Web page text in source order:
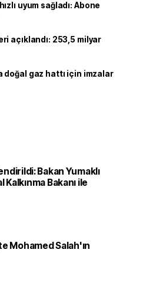
uyum sağladı: Abone
açıklandı: 253,5 milyar
doğal gaz hattı için imzalar
Bakan Yumaklı
Kalkınma Bakanı ile
Mohamed Salah'ın